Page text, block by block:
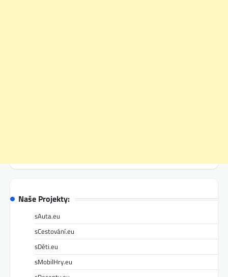
Naše Projekty:
sAuta.eu
sCestování.eu
sDěti.eu
sMobilHry.eu